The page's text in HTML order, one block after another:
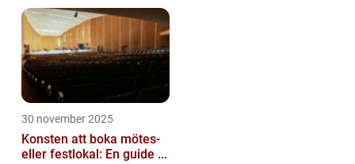
30 november 2025
Konsten att boka mötes-
eller festlokal: En guide ...